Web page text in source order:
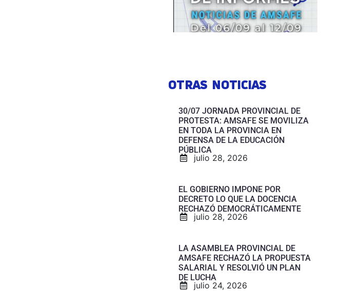
OTRAS NOTICIAS
30/07 JORNADA PROVINCIAL DE
PROTESTA: AMSAFE SE MOVILIZA
EN TODA LA PROVINCIA EN
DEFENSA DE LA EDUCACIÓN
PÚBLICA
julio 28, 2026
EL GOBIERNO IMPONE POR
DECRETO LO QUE LA DOCENCIA
RECHAZÓ DEMOCRÁTICAMENTE
julio 28, 2026
LA ASAMBLEA PROVINCIAL DE
AMSAFE RECHAZÓ LA PROPUESTA
SALARIAL Y RESOLVIÓ UN PLAN
DE LUCHA
julio 24, 2026